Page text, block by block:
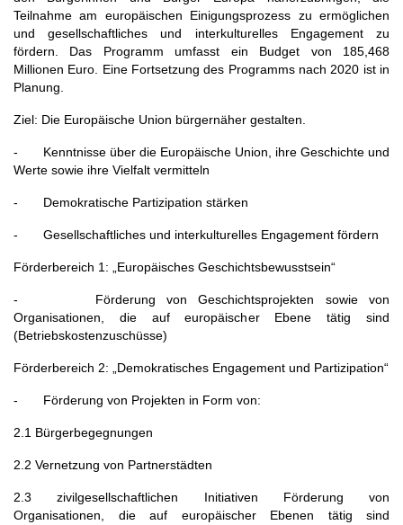
Teilnahme am europäischen Einigungsprozess zu ermöglichen
und gesellschaftliches und interkulturelles Engagement zu
fördern. Das Programm umfasst ein Budget von 185,468
Millionen Euro. Eine Fortsetzung des Programms nach 2020 ist in
Planung.
Ziel: Die Europäische Union bürgernäher gestalten.
- Kenntnisse über die Europäische Union, ihre Geschichte und
Werte sowie ihre Vielfalt vermitteln
- Demokratische Partizipation stärken
- Gesellschaftliches und interkulturelles Engagement fördern
Förderbereich 1: „Europäisches Geschichtsbewusstsein“
- Förderung von Geschichtsprojekten sowie von
Organisationen, die auf europäischer Ebene tätig sind
(Betriebskostenzuschüsse)
Förderbereich 2: „Demokratisches Engagement und Partizipation“
- Förderung von Projekten in Form von:
2.1 Bürgerbegegnungen
2.2 Vernetzung von Partnerstädten
2.3 zivilgesellschaftlichen Initiativen Förderung von
Organisationen, die auf europäischer Ebenen tätig sind